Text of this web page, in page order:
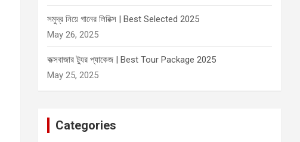
সমুদ্র নিয়ে গানের লিরিক্স | Best Selected 2025
May 26, 2025
কক্সবাজার ট্যুর প্যাকেজ | Best Tour Package 2025
May 25, 2025
Categories